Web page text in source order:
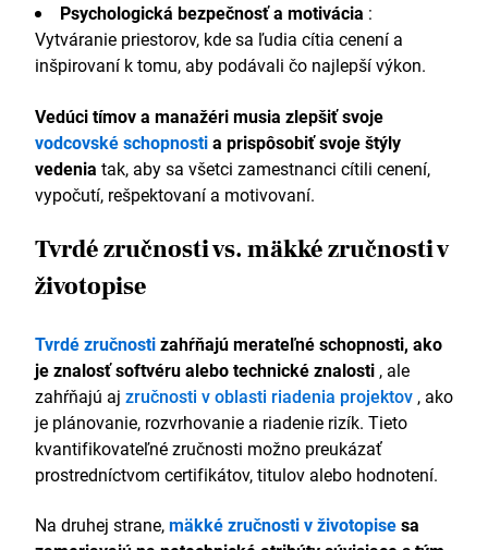
Psychologická bezpečnosť a motivácia :
Vytváranie priestorov, kde sa ľudia cítia cenení a
inšpirovaní k tomu, aby podávali čo najlepší výkon.
Vedúci tímov a manažéri musia zlepšiť svoje
vodcovské schopnostia prispôsobiť svoje štýly
vedenia tak, aby sa všetci zamestnanci cítili cenení,
vypočutí, rešpektovaní a motivovaní.
Tvrdé zručnosti vs. mäkké zručnosti v
životopise
Tvrdé zručnostizahŕňajú merateľné schopnosti, ako
je znalosť softvéru alebo technické znalosti , ale
zahŕňajú aj zručnosti v oblasti riadenia projektov , ako
je plánovanie, rozvrhovanie a riadenie rizík. Tieto
kvantifikovateľné zručnosti možno preukázať
prostredníctvom certifikátov, titulov alebo hodnotení.
Na druhej strane,mäkké zručnosti v životopisesa